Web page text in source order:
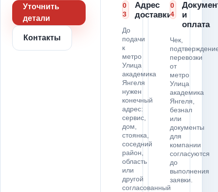
Уточнить
детали
Контакты
0
3
Адрес
доставки
До
подачи
к
метро
Улица
академика
Янгеля
нужен
конечный
адрес:
сервис,
дом,
стоянка,
соседний
район,
область
или
другой
согласованный
0
4
и
оплата
Чек,
перевозки
от
метро
Улица
академика
Янгеля,
безнал
или
документы
для
компании
согласуются
до
выполнения
заявки.